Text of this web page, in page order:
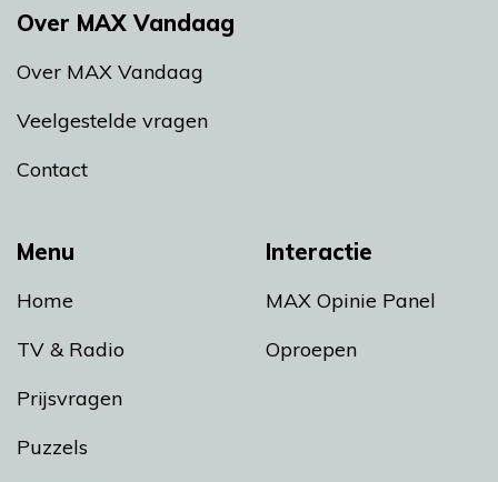
Menu
Home
TV & Radio
Prijsvragen
Puzzels
Interactie
MAX Opinie Panel
Oproepen
Over MAX Vandaag
Over MAX Vandaag
Veelgestelde vragen
Contact